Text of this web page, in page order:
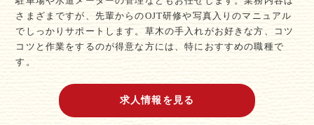
さまざまですが、先輩からのOJT研修や写真入りのマニュアル
でしっかりサポートします。草木の手入れがお好きな方、コツ
コツと作業をするのが得意な方には、特におすすめの職種で
す。
求人情報を見る